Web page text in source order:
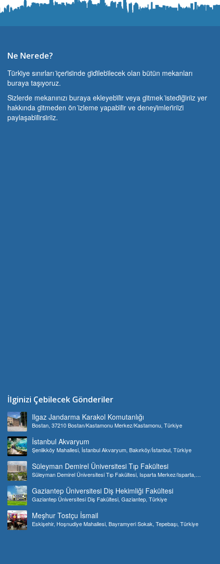
Ne Nerede?
Türki̇ye sınırları i̇çeri̇si̇nde gi̇di̇lebi̇lecek olan bütün mekanları
buraya taşıyoruz.
Si̇zlerde mekanınızı buraya ekleyebi̇li̇r veya gi̇tmek i̇stedi̇ği̇ni̇z yer
hakkında gi̇tmeden ön i̇zleme yapabi̇li̇r ve deneyi̇mleri̇ni̇zi̇
paylaşabi̇li̇rsi̇ni̇z.
İlginizi Çebilecek Gönderiler
Ilgaz Jandarma Karakol Komutanlığı
Bostan, 37210 Bostan/Kastamonu Merkez/Kastamonu, Türkiye
İstanbul Akvaryum
Şenlikköy Mahallesi, İstanbul Akvaryum, Bakırköy/İstanbul, Türkiye
Süleyman Demirel Üniversitesi Tıp Fakültesi
Süleyman Demirel Üniversitesi Tıp Fakültesi, Isparta Merkez/Isparta,
Gaziantep Üniversitesi Diş Hekimliği Fakültesi
Gaziantep Üniversitesi Diş Fakültesi, Gaziantep, Türkiye
Meşhur Tostçu İsmail
Eskişehir, Hoşnudiye Mahallesi, Bayramyeri Sokak, Tepebaşı, Türkiye